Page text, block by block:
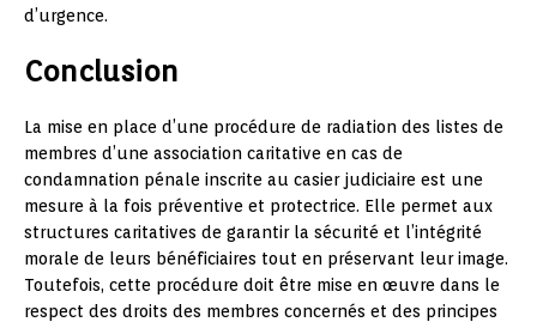
d’urgence.
Conclusion
La mise en place d’une procédure de radiation des listes de
membres d’une association caritative en cas de
condamnation pénale inscrite au casier judiciaire est une
mesure à la fois préventive et protectrice. Elle permet aux
structures caritatives de garantir la sécurité et l’intégrité
morale de leurs bénéficiaires tout en préservant leur image.
Toutefois, cette procédure doit être mise en œuvre dans le
respect des droits des membres concernés et des principes